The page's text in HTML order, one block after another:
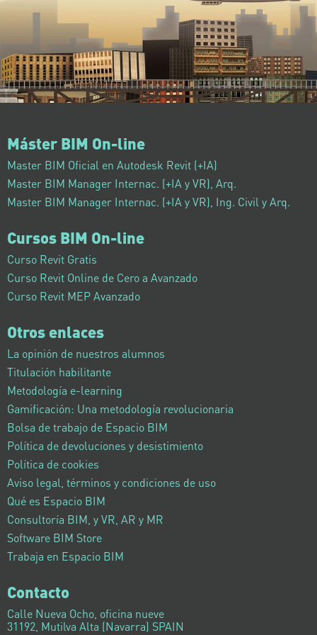
Máster BIM On-line
Master BIM Oficial en Autodesk Revit (+IA)
Master BIM Manager Internac. (+IA y VR), Arq.
Master BIM Manager Internac. (+IA y VR), Ing. Civil y Arq.
Cursos BIM On-line
Curso Revit Gratis
Curso Revit Online de Cero a Avanzado
Curso Revit MEP Avanzado
Otros enlaces
La opinión de nuestros alumnos
Titulación habilitante
Metodología e-learning
Gamificación: Una metodología revolucionaria
Bolsa de trabajo de Espacio BIM
Política de devoluciones y desistimiento
Política de cookies
Aviso legal, términos y condiciones de uso
Qué es Espacio BIM
Consultoría BIM, y VR, AR y MR
Software BIM Store
Trabaja en Espacio BIM
Contacto
Calle Nueva Ocho, oficina nueve
31192, Mutilva Alta (Navarra) SPAIN